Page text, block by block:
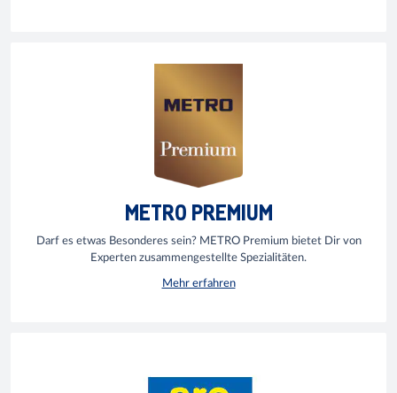
METRO PREMIUM
Darf es etwas Besonderes sein? METRO Premium bietet Dir von
Experten zusammengestellte Spezialitäten.
Mehr erfahren